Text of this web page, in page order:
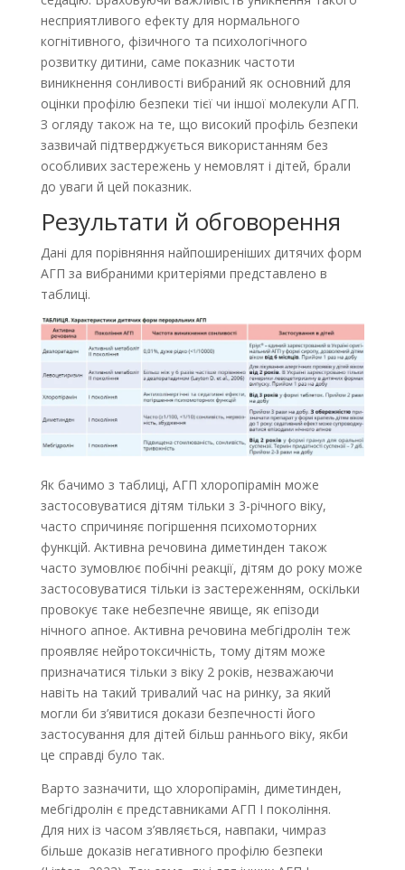
несприятливого ефекту для нормального
когнітивного, фізичного та психологічного
розвитку дитини, саме показник частоти
виникнення сонливості вибраний як основний для
оцінки профілю безпеки тієї чи іншої молекули АГП.
З огляду також на те, що високий профіль безпеки
зазвичай підтверджується використанням без
особ­ливих застережень у немовлят і дітей, брали
до уваги й цей показник.
Результати й обговорення
Дані для порівняння найпоширеніших дитячих форм
АГП за вибраними критеріями представлено в
таблиці.
Як бачимо з таблиці, АГП хлоропірамін може
застосовуватися дітям тільки з 3-річного віку,
часто спричиняє погіршення психомоторних
функцій. Активна речовина диметинден також
часто зумовлює побічні реакції, дітям до року може
застосовуватися тільки із застереженням, оскільки
провокує таке небезпечне явище, як епізоди
нічного апное. Активна речовина мебгідролін теж
проявляє нейротоксичність, тому дітям може
призначатися тільки з віку 2 років, незважаючи
навіть на такий тривалий час на ринку, за який
могли би з’явитися докази безпечності його
застосування для дітей більш раннього віку, якби
це справді було так.
Варто зазначити, що хлоропірамін, диметинден,
мебгідролін є представниками АГП І покоління.
Для них із часом з’являється, навпаки, чимраз
більше доказів негативного профілю безпеки